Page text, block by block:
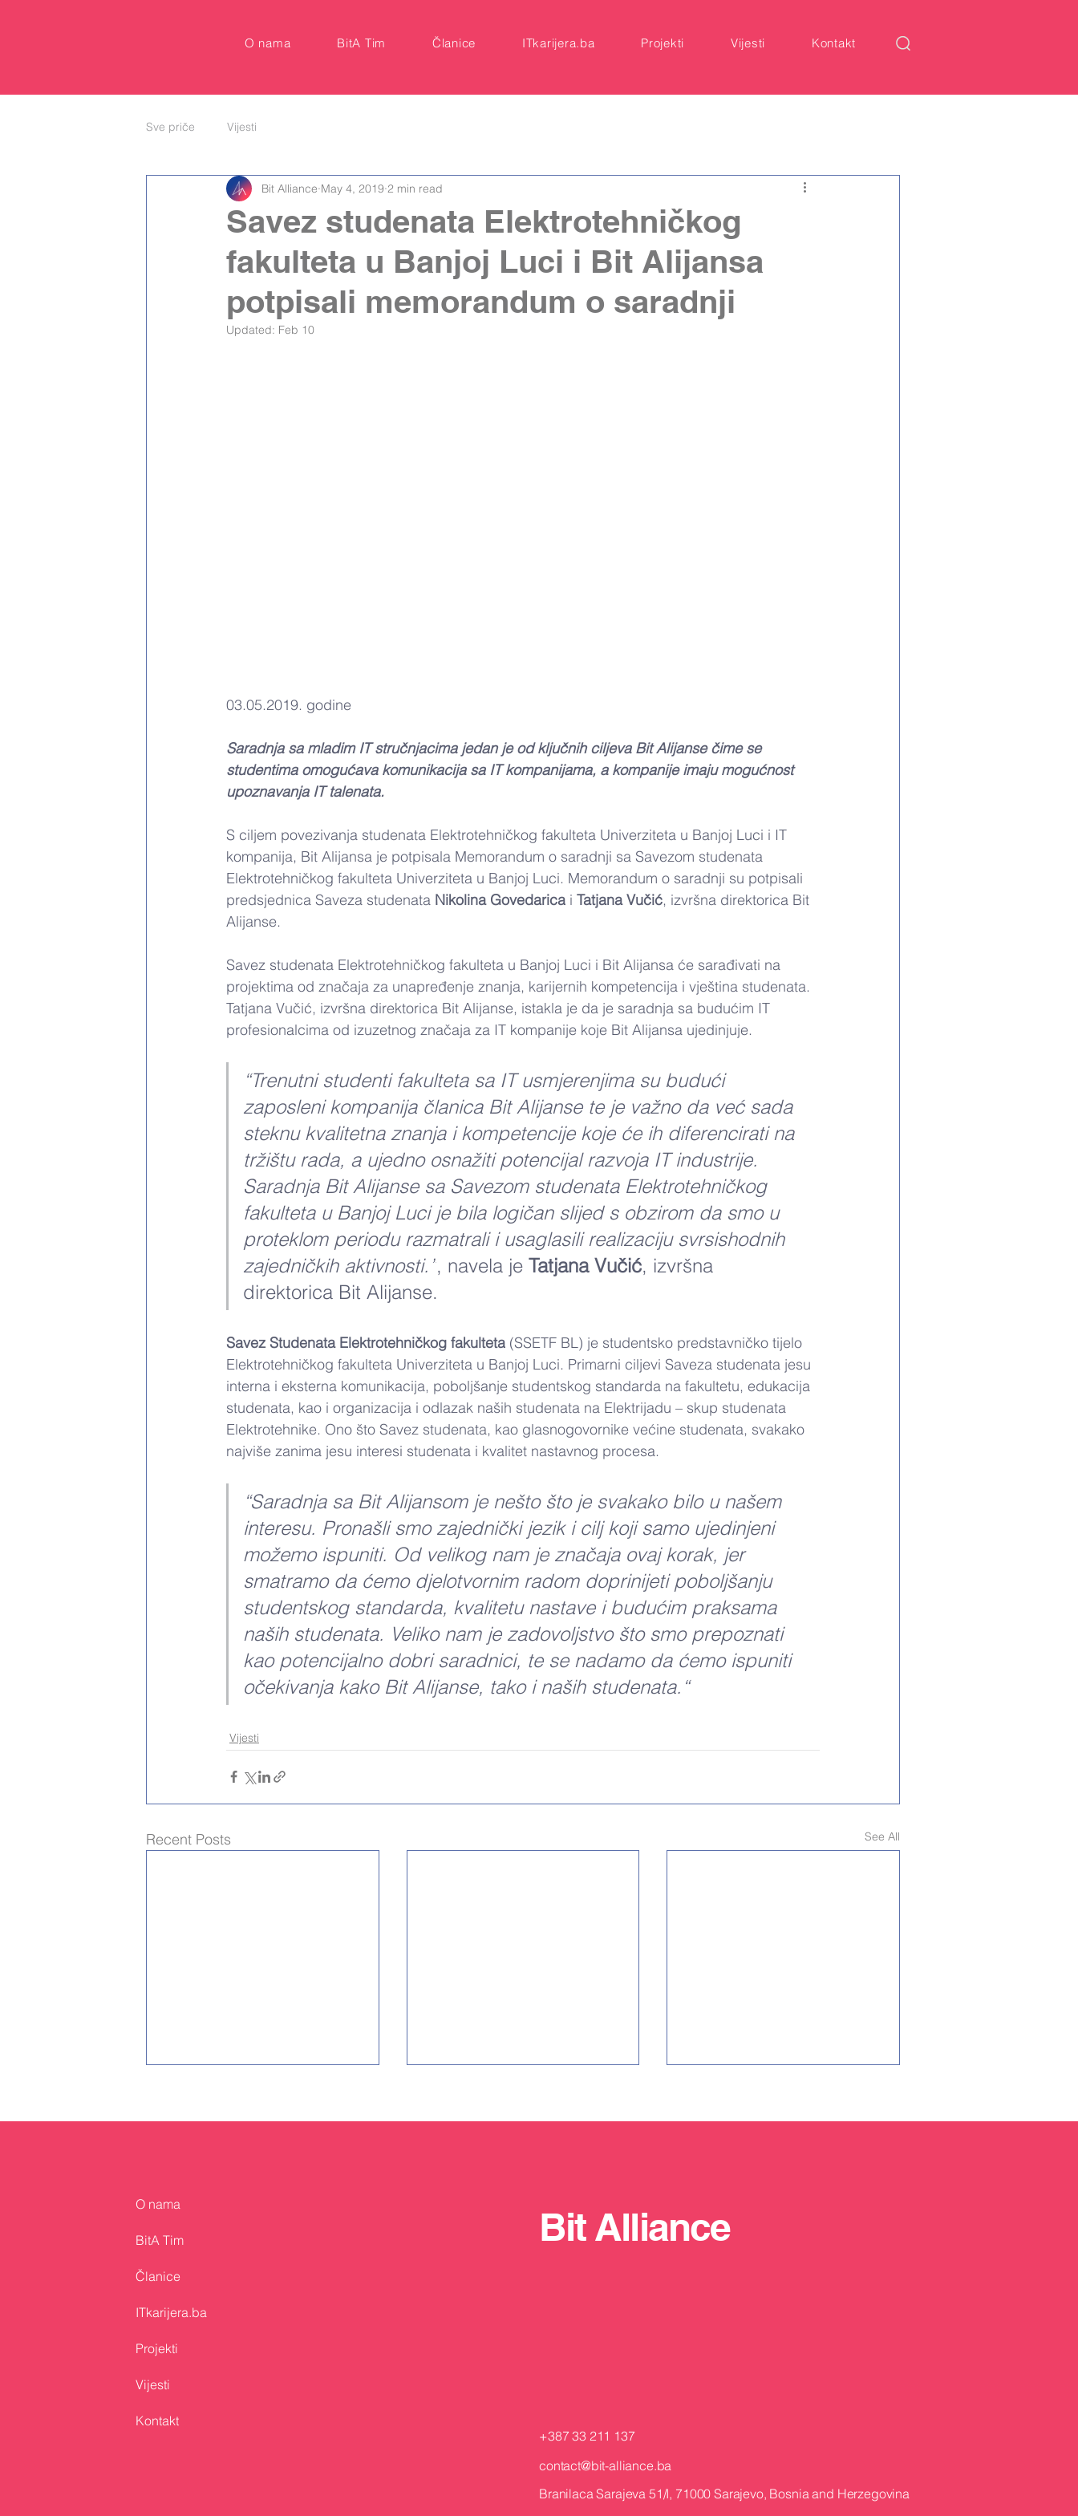
O nama BitA Tim Članice ITkarijera.ba Projekti Vijesti Kontakt
Sve priče Vijesti
Savez studenata Elektrotehničkog
fakulteta u Banjoj Luci i Bit Alijansa
potpisali memorandum o saradnji
Bit Alliance May 4, 2019 2 min read
Updated: Feb 10
03.05.2019. godine
Saradnja sa mladim IT stručnjacima jedan je od ključnih ciljeva Bit Alijanse čime se
studentima omogućava komunikacija sa IT kompanijama, a kompanije imaju mogućnost
upoznavanja IT talenata.
S ciljem povezivanja studenata Elektrotehničkog fakulteta Univerziteta u Banjoj Luci i IT
kompanija, Bit Alijansa je potpisala Memorandum o saradnji sa Savezom studenata
Elektrotehničkog fakulteta Univerziteta u Banjoj Luci. Memorandum o saradnji su potpisali
predsjednica Saveza studenata Nikolina Govedarica i Tatjana Vučić, izvršna direktorica Bit
Alijanse.
Savez studenata Elektrotehničkog fakulteta u Banjoj Luci i Bit Alijansa će sarađivati na
projektima od značaja za unapređenje znanja, karijernih kompetencija i vještina studenata.
Tatjana Vučić, izvršna direktorica Bit Alijanse, istakla je da je saradnja sa budućim IT
profesionalcima od izuzetnog značaja za IT kompanije koje Bit Alijansa ujedinjuje.
“Trenutni studenti fakulteta sa IT usmjerenjima su budući
zaposleni kompanija članica Bit Alijanse te je važno da već sada
steknu kvalitetna znanja i kompetencije koje će ih diferencirati na
tržištu rada, a ujedno osnažiti potencijal razvoja IT industrije.
Saradnja Bit Alijanse sa Savezom studenata Elektrotehničkog
fakulteta u Banjoj Luci je bila logičan slijed s obzirom da smo u
proteklom periodu razmatrali i usaglasili realizaciju svrsishodnih
zajedničkih aktivnosti.”, navela je Tatjana Vučić, izvršna
direktorica Bit Alijanse.
Savez Studenata Elektrotehničkog fakulteta (SSETF BL) je studentsko predstavničko tijelo
Elektrotehničkog fakulteta Univerziteta u Banjoj Luci. Primarni ciljevi Saveza studenata jesu
interna i eksterna komunikacija, poboljšanje studentskog standarda na fakultetu, edukacija
studenata, kao i organizacija i odlazak naših studenata na Elektrijadu – skup studenata
Elektrotehnike. Ono što Savez studenata, kao glasnogovornike većine studenata, svakako
najviše zanima jesu interesi studenata i kvalitet nastavnog procesa.
“Saradnja sa Bit Alijansom je nešto što je svakako bilo u našem
interesu. Pronašli smo zajednički jezik i cilj koji samo ujedinjeni
možemo ispuniti. Od velikog nam je značaja ovaj korak, jer
smatramo da ćemo djelotvornim radom doprinijeti poboljšanju
studentskog standarda, kvalitetu nastave i budućim praksama
naših studenata. Veliko nam je zadovoljstvo što smo prepoznati
kao potencijalno dobri saradnici, te se nadamo da ćemo ispuniti
očekivanja kako Bit Alijanse, tako i naših studenata.“
Vijesti
Recent Posts See All
predstavljena na GITEX
AI i Industry 4.0 u praksi: 6
platformi za MSP sektor
Velika zainteresovanost IT
kompanija za GITEX Europe
O nama
BitA Tim
Članice
ITkarijera.ba
Projekti
Vijesti
Kontakt
Bit Alliance
+387 33 211 137
contact@bit-alliance.ba
Branilaca Sarajeva 51/I, 71000 Sarajevo, Bosnia and Herzegovina